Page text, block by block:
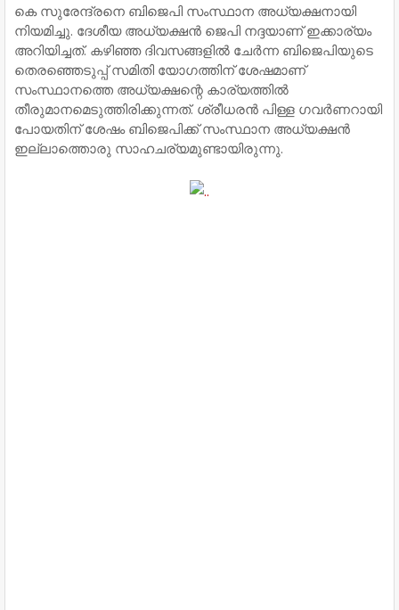
കെ സുരേന്ദ്രനെ ബിജെപി സംസ്ഥാന അധ്യക്ഷനായി
നിയമിച്ചു. ദേശീയ അധ്യക്ഷന്‍ ജെപി നദ്ദയാണ് ഇക്കാര്യം
അറിയിച്ചത്. കഴിഞ്ഞ ദിവസങ്ങളില്‍ ചേര്‍ന്ന ബിജെപിയുടെ
തെരഞ്ഞെടുപ്പ് സമിതി യോഗത്തിന് ശേഷമാണ്
സംസ്ഥാനത്തെ അധ്യക്ഷന്റെ കാര്യത്തില്‍
തീരുമാനമെടുത്തിരിക്കുന്നത്. ശ്രീധരന്‍ പിള്ള ഗവര്‍ണറായി
പോയതിന് ശേഷം ബിജെപിക്ക് സംസ്ഥാന അധ്യക്ഷന്‍
ഇല്ലാത്തൊരു സാഹചര്യമുണ്ടായിരുന്നു.